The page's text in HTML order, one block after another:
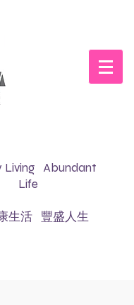
Living Abundant
Life
活 豐盛人生